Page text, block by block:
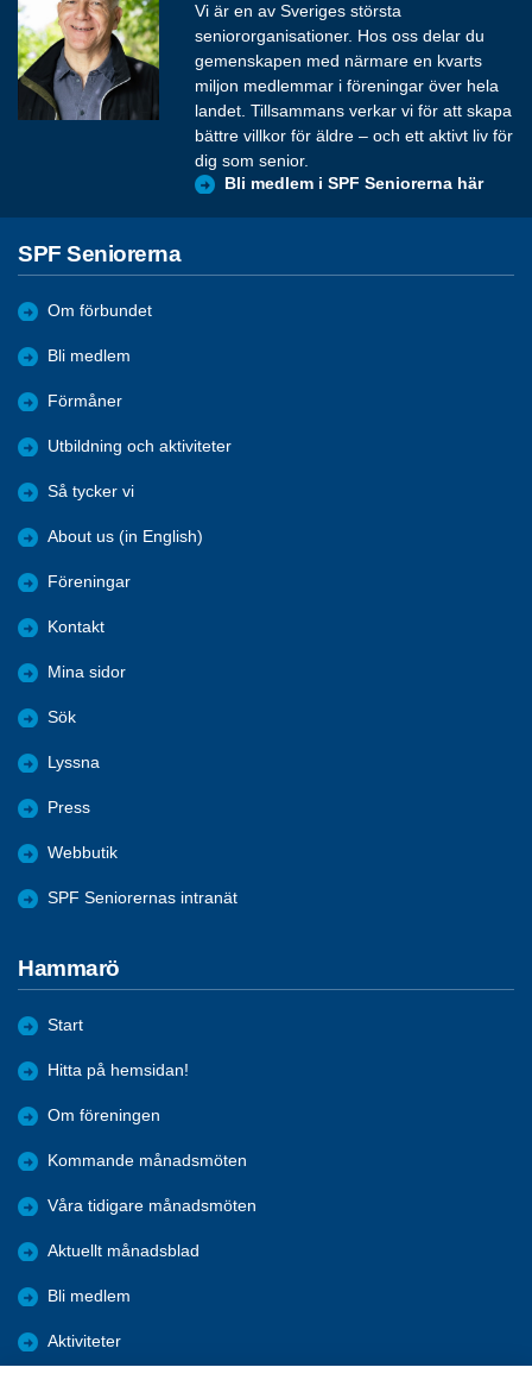
Vi är en av Sveriges största
seniororganisationer. Hos oss delar du
gemenskapen med närmare en kvarts
miljon medlemmar i föreningar över hela
landet. Tillsammans verkar vi för att skapa
bättre villkor för äldre – och ett aktivt liv för
dig som senior.
Bli medlem i SPF Seniorerna här
SPF Seniorerna
Om förbundet
Bli medlem
Förmåner
Utbildning och aktiviteter
Så tycker vi
About us (in English)
Föreningar
Kontakt
Mina sidor
Sök
Lyssna
Press
Webbutik
SPF Seniorernas intranät
Hammarö
Start
Hitta på hemsidan!
Om föreningen
Kommande månadsmöten
Våra tidigare månadsmöten
Aktuellt månadsblad
Bli medlem
Aktiviteter